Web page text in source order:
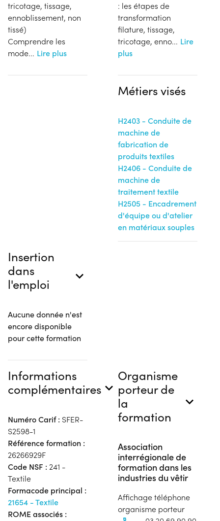
tricotage, tissage,
ennoblissement, non
tissé)
Comprendre les
mode... Lire plus
: les étapes de
transformation
filature, tissage,
tricotage, enno... Lire
plus
Métiers visés
H2403 - Conduite de
machine de
fabrication de
produits textiles
H2406 - Conduite de
machine de
traitement textile
H2505 - Encadrement
d'équipe ou d'atelier
en matériaux souples
Insertion
dans
l'emploi
Aucune donnée n'est
encore disponible
pour cette formation
Informations
complémentaires
Numéro Carif : SFER-
S2598-1
Référence formation :
26266929F
Code NSF : 241 -
Textile
Formacode principal :
21654 - Textile
ROME associés :
Organisme
porteur de
la
formation
Association
interrégionale de
formation dans les
industries du vêtir
Affichage téléphone
organisme porteur